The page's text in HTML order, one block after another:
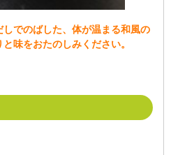
でのばした、体が温まる和風の
味をおたのしみください。